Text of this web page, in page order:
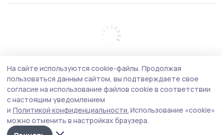
На сайте используются cookie-файлы. Продолжая
пользоваться данным сайтом, вы подтверждаете свое
согласие на использование файлов cookie в соответствии
с настоящим уведомлением
и Политикой конфиденциальности. Использование «cookie»
можно отменить в настройках браузера.